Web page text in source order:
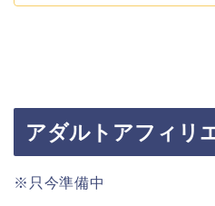
アダルトアフィリ
※只今準備中